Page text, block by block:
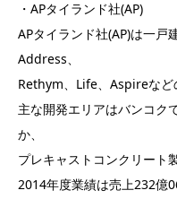
・APタイランド社(AP)
APタイランド社(AP)は一戸
Address、
Rethym、Life、Aspireなど
主な開発エリアはバンコク
か、
プレキャストコンクリート
2014年度業績は売上232億